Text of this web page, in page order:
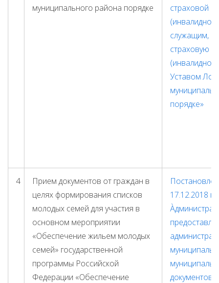
муниципального района порядке
страховой
служащим,
страховую
Уставом
порядке»
4
Прием документов от граждан в
целях формирования списков
молодых семей для участия в
основном мероприятии
«Обеспечение жильем молодых
семей» государственной
программы Российской
Федерации «Обеспечение
17.12.2018
документов